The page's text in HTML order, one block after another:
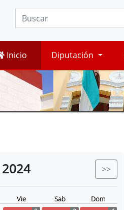
Inicio Diputación
2024 >>
Vie Sab Dom